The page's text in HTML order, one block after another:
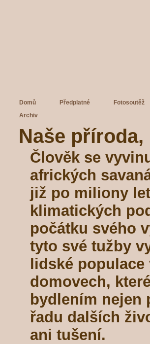
Domů Předplatné Fotosoutěž
Archiv
Naše
Člověk se
afrických
již po miliony
klimatických
počátku svého
tyto své tužby
lidské
domovech,
bydlením nejen
řadu dalších
ani tušení.